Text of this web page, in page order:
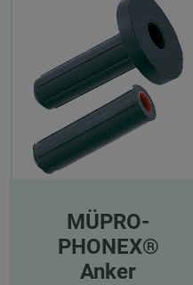
MÜPRO-
PHONEX®
Anker